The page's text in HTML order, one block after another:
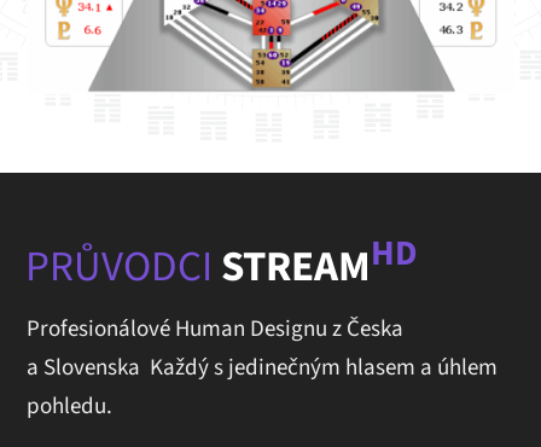
PRŮVODCI STREAMHD
Profesionálové Human Designu z Česka
a Slovenska Každý s jedinečným hlasem a úhlem
pohledu.